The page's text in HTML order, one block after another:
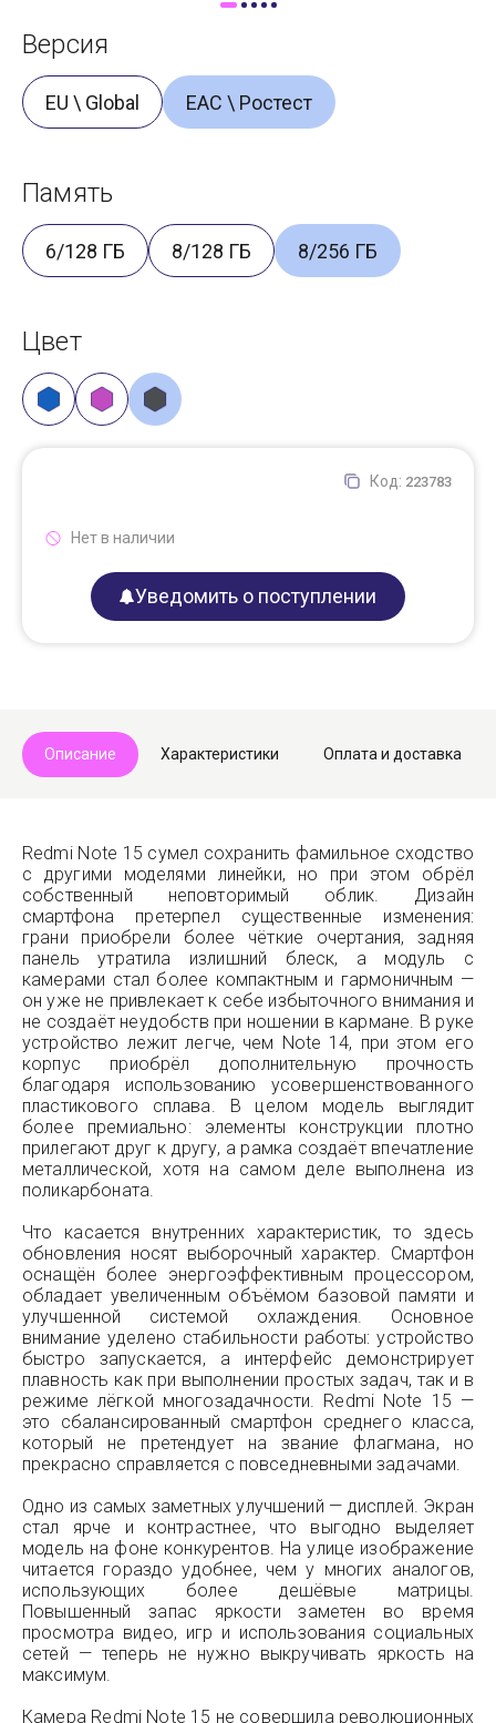
Версия
EU \ Global ЕАС \ Ростест
Память
6/128 ГБ 8/128 ГБ 8/256 ГБ
Цвет
Код: 223783
Нет в наличии
Уведомить о поступлении
Описание Характеристики Оплата и доставка
Redmi Note 15 сумел сохранить фамильное сходство
с другими моделями линейки, но при этом обрёл
собственный неповторимый облик. Дизайн
смартфона претерпел существенные изменения:
грани приобрели более чёткие очертания, задняя
панель утратила излишний блеск, а модуль с
камерами стал более компактным и гармоничным —
он уже не привлекает к себе избыточного внимания и
не создаёт неудобств при ношении в кармане. В руке
устройство лежит легче, чем Note 14, при этом его
корпус приобрёл дополнительную прочность
благодаря использованию усовершенствованного
пластикового сплава. В целом модель выглядит
более премиально: элементы конструкции плотно
прилегают друг к другу, а рамка создаёт впечатление
металлической, хотя на самом деле выполнена из
поликарбоната.
Что касается внутренних характеристик, то здесь
обновления носят выборочный характер. Смартфон
оснащён более энергоэффективным процессором,
обладает увеличенным объёмом базовой памяти и
улучшенной системой охлаждения. Основное
внимание уделено стабильности работы: устройство
быстро запускается, а интерфейс демонстрирует
плавность как при выполнении простых задач, так и в
режиме лёгкой многозадачности. Redmi Note 15 —
это сбалансированный смартфон среднего класса,
который не претендует на звание флагмана, но
прекрасно справляется с повседневными задачами.
Одно из самых заметных улучшений — дисплей. Экран
стал ярче и контрастнее, что выгодно выделяет
модель на фоне конкурентов. На улице изображение
читается гораздо удобнее, чем у многих аналогов,
использующих более дешёвые матрицы.
Повышенный запас яркости заметен во время
просмотра видео, игр и использования социальных
сетей — теперь не нужно выкручивать яркость на
максимум.
Камера Redmi Note 15 не совершила революционных